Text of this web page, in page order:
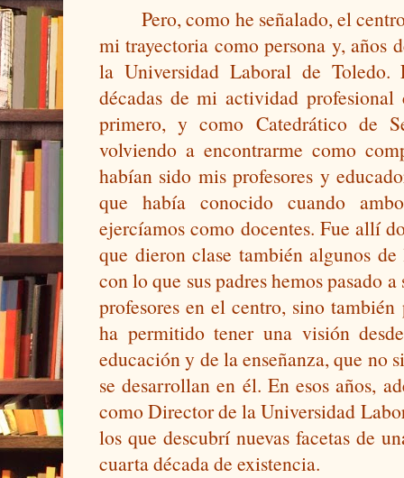
Pero, como he señalado, el
mi trayectoria como persona y, años
la Universidad Laboral de
décadas de mi actividad profesional
primero, y como Catedrático de
volviendo a encontrarme como
habían sido mis profesores y
que había conocido cuando
ejercíamos como docentes. Fue allí
que dieron clase también algunos
con lo que sus padres hemos pasado
profesores en el centro, sino
ha permitido tener una visión
educación y de la enseñanza, que no
se desarrollan en él. En esos años,
como Director de la Universidad
los que descubrí nuevas facetas de
cuarta década de existencia.